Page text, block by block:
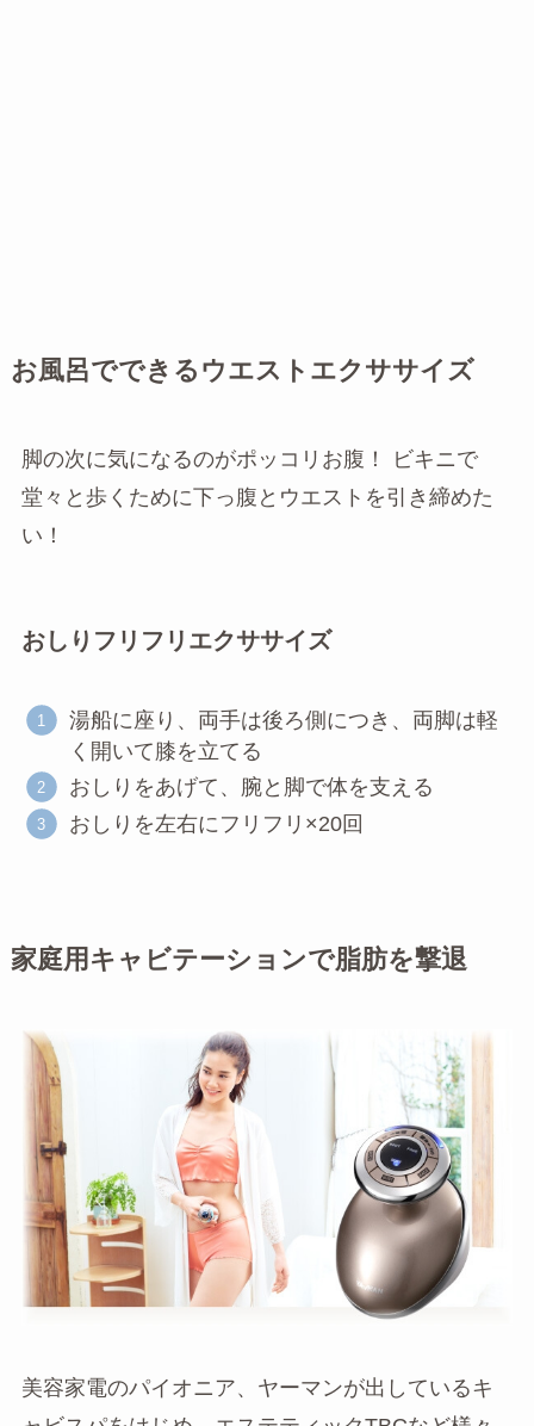
お風呂でできるウエストエクササイズ
脚の次に気になるのがポッコリお腹！ ビキニで
堂々と歩くために下っ腹とウエストを引き締めた
い！
おしりフリフリエクササイズ
湯船に座り、両手は後ろ側につき、両脚は軽
く開いて膝を立てる
おしりをあげて、腕と脚で体を支える
おしりを左右にフリフリ×20回
家庭用キャビテーションで脂肪を撃退
美容家電のパイオニア、ヤーマンが出しているキ